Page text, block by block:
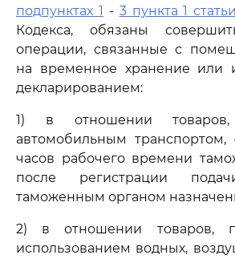
подпунктах 1 - 3 пункта 1
Кодекса, обязаны
операции, связанные с
на временное хранение или
декларированием:
1) в отношении товаров,
автомобильным
часов рабочего времени
после регистрации
таможенным органом
2) в отношении товаров,
использованием водных,